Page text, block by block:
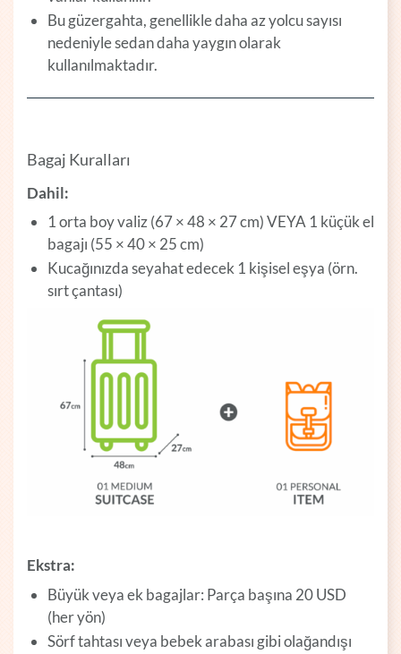
Bu güzergahta, genellikle daha az yolcu sayısı
nedeniyle sedan daha yaygın olarak
kullanılmaktadır.
Bagaj Kuralları
Dahil:
1 orta boy valiz (67 × 48 × 27 cm) VEYA 1 küçük el
bagajı (55 × 40 × 25 cm)
Kucağınızda seyahat edecek 1 kişisel eşya (örn.
sırt çantası)
Ekstra:
Büyük veya ek bagajlar: Parça başına 20 USD
(her yön)
Sörf tahtası veya bebek arabası gibi olağandışı